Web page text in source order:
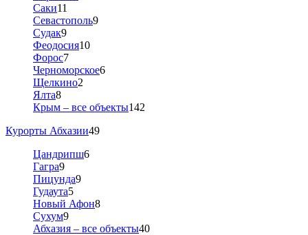
Саки11
Севастополь9
Судак9
Феодосия10
Форос7
Черноморское6
Щелкино2
Ялта8
Крым – все объекты142
Курорты Абхазии49
Цандрипш6
Гагра9
Пицунда9
Гудаута5
Новый Афон8
Сухум9
Абхазия – все объекты40